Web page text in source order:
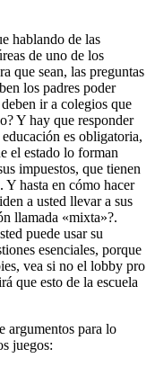
hablando de las
de uno de los
que sean, las preguntas
los padres poder
ir a colegios que
Y hay que responder
es obligatoria,
el estado lo forman
impuestos, que tienen
Y hasta en cómo hacer
a usted llevar a sus
llamada «mixta»?.
puede usar su
esenciales, porque
vea si no el lobby pro
que esto de la escuela
argumentos para lo
juegos: